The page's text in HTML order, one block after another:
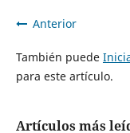
Anterior
También puede
para este artículo.
Artículos más